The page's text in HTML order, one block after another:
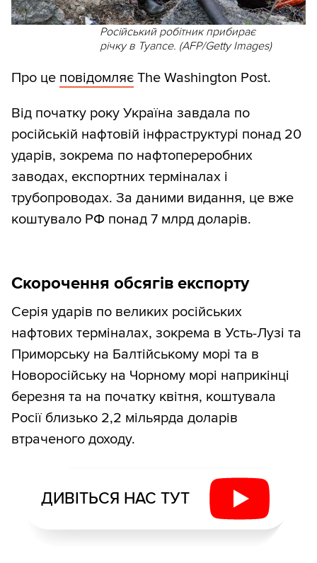
Російський робітник прибирає
річку в Туапсе. (AFP/Getty Images)
Про це повідомляє The Washington Post.
Від початку року Україна завдала по
російській нафтовій інфраструктурі понад 20
ударів, зокрема по нафтопереробних
заводах, експортних терміналах і
трубопроводах. За даними видання, це вже
коштувало РФ понад 7 млрд доларів.
Скорочення обсягів експорту
Серія ударів по великих російських
нафтових терміналах, зокрема в Усть-Лузі та
Приморську на Балтійському морі та в
Новоросійську на Чорному морі наприкінці
березня та на початку квітня, коштувала
Росії близько 2,2 мільярда доларів
втраченого доходу.
ДИВІТЬСЯ НАС ТУТ